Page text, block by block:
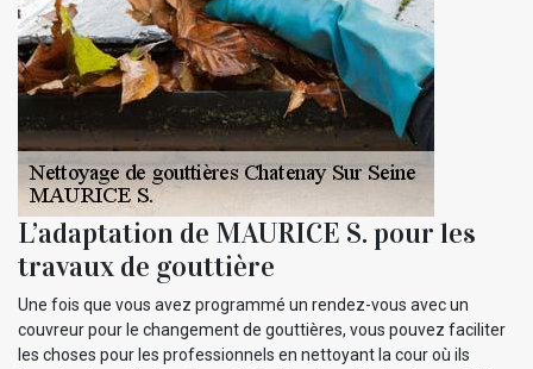
L’adaptation de MAURICE S. pour les
travaux de gouttière
Une fois que vous avez programmé un rendez-vous avec un
couvreur pour le changement de gouttières, vous pouvez faciliter
les choses pour les professionnels en nettoyant la cour où ils